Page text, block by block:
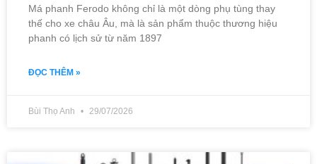
Má phanh Ferodo không chỉ là một dòng phụ tùng thay
thế cho xe châu Âu, mà là sản phẩm thuộc thương hiệu
phanh có lịch sử từ năm 1897
ĐỌC THÊM »
Bùi Thọ Anh 29/07/2026